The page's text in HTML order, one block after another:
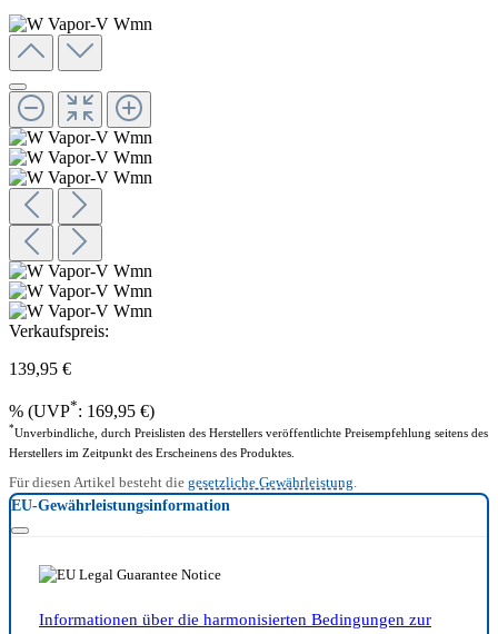
Verkaufspreis:
139,95 €
% (UVP*: 169,95 €)
*Unverbindliche, durch Preislisten des Herstellers veröffentlichte Preisempfehlung seitens des
Herstellers im Zeitpunkt des Erscheinens des Produktes.
Für diesen Artikel besteht die gesetzliche Gewährleistung.
EU-Gewährleistungsinformation
Informationen über die harmonisierten Bedingungen zur